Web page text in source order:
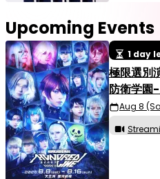
Upcoming Events
1 day
極限選別
防衛学園-
Aug 8